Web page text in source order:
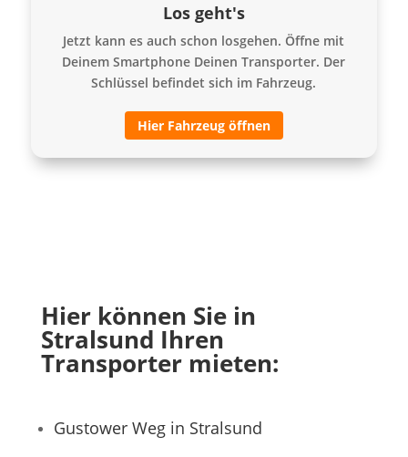
Los geht's
Jetzt kann es auch schon losgehen. Öffne mit
Deinem Smartphone Deinen Transporter. Der
Schlüssel befindet sich im Fahrzeug.
Hier Fahrzeug öffnen
Hier können Sie in
Stralsund Ihren
Transporter mieten:
Gustower Weg in Stralsund